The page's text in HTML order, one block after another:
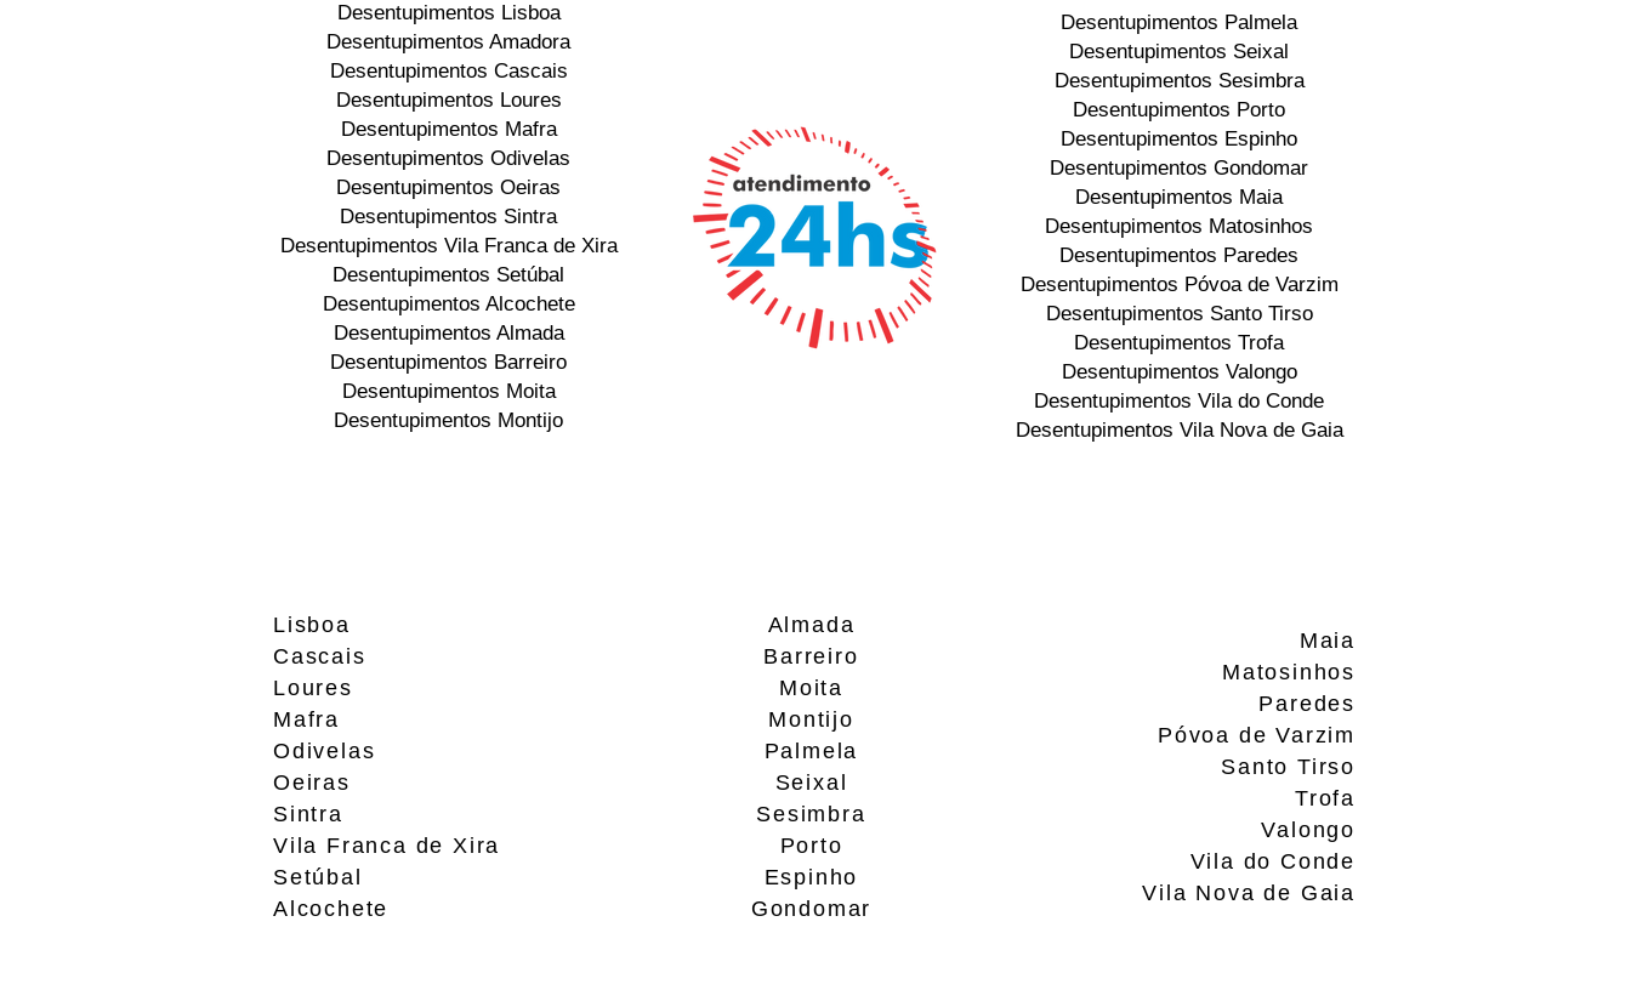
Desentupimentos Lisboa
Desentupimentos Amadora
Desentupimentos Cascais
Desentupimentos Loures
Desentupimentos Mafra
Desentupimentos Odivelas
Desentupimentos Oeiras
Desentupimentos Sintra
Desentupimentos Vila Franca de Xira
Desentupimentos Setúbal
Desentupimentos Alcochete
Desentupimentos Almada
Desentupimentos Barreiro
Desentupimentos Moita
Desentupimentos Montijo
Desentupimentos Palmela
Desentupimentos Seixal
Desentupimentos Sesimbra
Desentupimentos Porto
Desentupimentos Espinho
Desentupimentos Gondomar
Desentupimentos Maia
Desentupimentos Matosinhos
Desentupimentos Paredes
Desentupimentos Póvoa de Varzim
Desentupimentos Santo Tirso
Desentupimentos Trofa
Desentupimentos Valongo
Desentupimentos Vila do Conde
Desentupimentos Vila Nova de Gaia
Maia
Matosinhos
Paredes
Póvoa de Varzim
Santo Tirso
Trofa
Valongo
Vila do Conde
Vila Nova de Gaia
Lisboa
Cascais
Loures
Mafra
Odivelas
Oeiras
Sintra
Vila Franca de Xira
Setúbal
Alcochete
Almada
Barreiro
Moita
Montijo
Palmela
Seixal
Sesimbra
Porto
Espinho
Gondomar